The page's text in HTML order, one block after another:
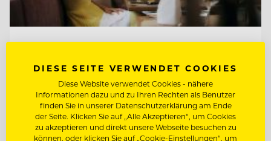
Hotel Guglwald
4191 Guglwald, Österreich
DIESE SEITE VERWENDET COOKIES
Diese Website verwendet Cookies - nähere
Informationen dazu und zu Ihren Rechten als Benutzer
finden Sie in unserer Datenschutzerklärung am Ende
der Seite. Klicken Sie auf „Alle Akzeptieren“, um Cookies
zu akzeptieren und direkt unsere Webseite besuchen zu
können, oder klicken Sie auf „Cookie-Einstellungen“, um